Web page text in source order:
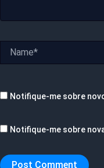
Notifique-me sobre
Notifique-me sobre